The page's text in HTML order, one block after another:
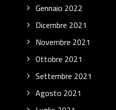
Gennaio 2022
Dicembre 2021
Novembre 2021
Ottobre 2021
Settembre 2021
Agosto 2021